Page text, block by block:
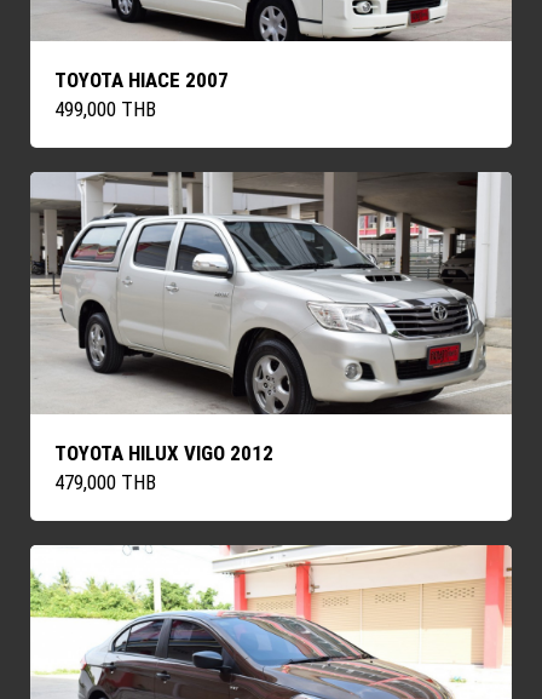
TOYOTA HIACE 2007
499,000 THB
TOYOTA HILUX VIGO 2012
479,000 THB